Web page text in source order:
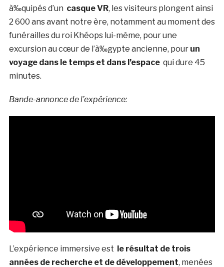
à‰quipés d’un casque VR, les visiteurs plongent ainsi
2 600 ans avant notre ère, notamment au moment des
funérailles du roi Khéops lui-même, pour une
excursion au cœur de l’à‰gypte ancienne, pour un
voyage dans le temps et dans l’espacequi dure 45
minutes.
Bande-annonce de l’expérience:
L’expérience immersive est le résultat de trois
années de recherche et de développement, menées